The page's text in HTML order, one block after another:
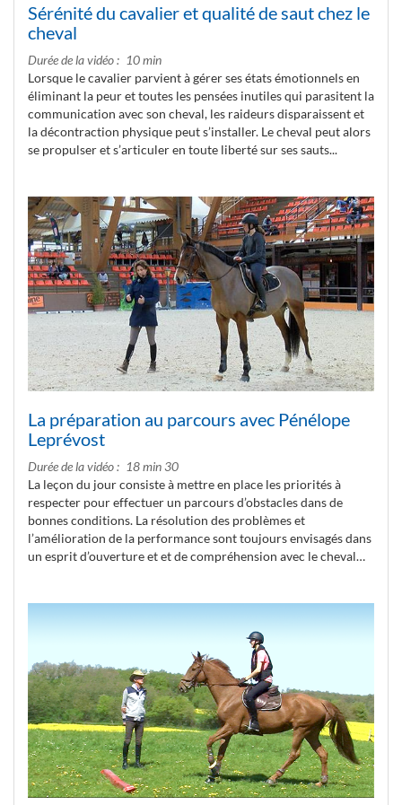
Sérénité du cavalier et qualité de saut chez le
cheval
Durée de la vidéo
10 min
Lorsque le cavalier parvient à gérer ses états émotionnels en
éliminant la peur et toutes les pensées inutiles qui parasitent la
communication avec son cheval, les raideurs disparaissent et
la décontraction physique peut s’installer. Le cheval peut alors
se propulser et s’articuler en toute liberté sur ses sauts...
La préparation au parcours avec Pénélope
Leprévost
Durée de la vidéo
18 min 30
La leçon du jour consiste à mettre en place les priorités à
respecter pour effectuer un parcours d’obstacles dans de
bonnes conditions. La résolution des problèmes et
l’amélioration de la performance sont toujours envisagés dans
un esprit d’ouverture et et de compréhension avec le cheval…